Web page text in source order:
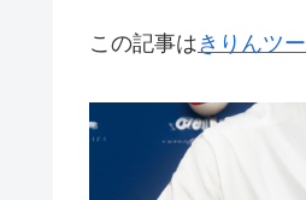
この記事はきりんツ